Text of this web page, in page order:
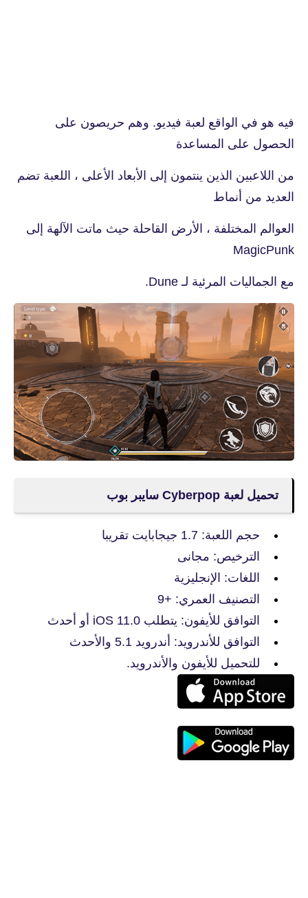
فيه هو في الواقع لعبة فيديو. وهم حريصون على
الحصول على المساعدة
من اللاعبين الذين ينتمون إلى الأبعاد الأعلى ، اللعبة تضم
العديد من أنماط
العوالم المختلفة ، الأرض القاحلة حيث ماتت الآلهة إلى
MagicPunk
مع الجماليات المرئية لـ Dune.
تحميل لعبة Cyberpop سايبر بوب
حجم اللعبة: 1.7 جيجابايت تقريبا
الترخيص: مجانى
اللغات: الإنجليزية
التصنيف العمري: +9
التوافق للأيفون: يتطلب iOS 11.0 أو أحدث
التوافق للأندرويد: أندرويد 5.1 والأحدث
للتحميل للأيفون والأندرويد.